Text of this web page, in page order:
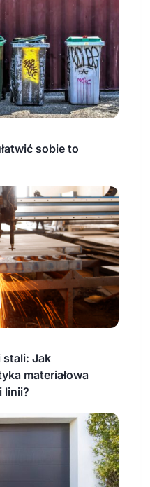
sobie to
stali: Jak
materiałowa
linii?